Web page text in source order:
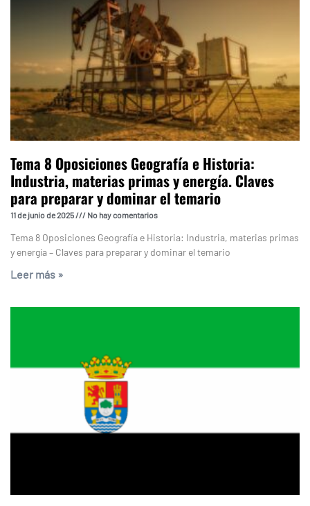
Tema 8 Oposiciones Geografía e Historia:
Industria, materias primas y energía. Claves
para preparar y dominar el temario
11 de junio de 2025 No hay comentarios
Tema 8 Oposiciones Geografía e Historia: Industria, materias primas
y energía – Claves para preparar y dominar el temario
Leer más »